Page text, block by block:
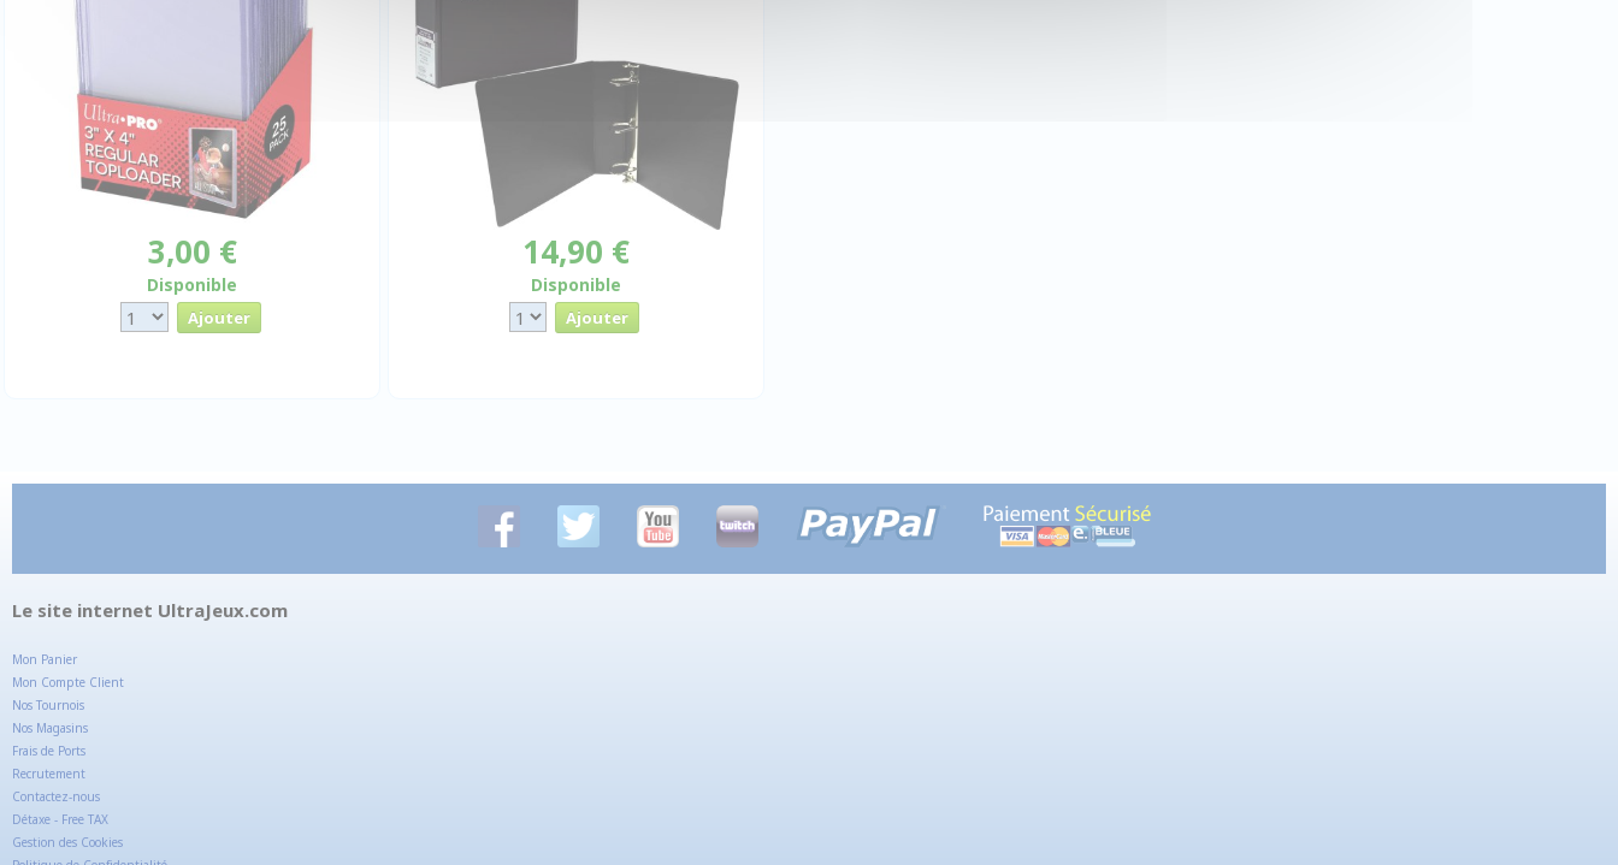
3,00 €
Disponible
14,90 €
Disponible
Le site internet UltraJeux.com
Mon Panier
Mon Compte Client
Nos Tournois
Nos Magasins
Frais de Ports
Recrutement
Contactez-nous
Détaxe - Free TAX
Gestion des Cookies